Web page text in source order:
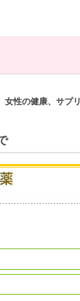
女性の健康、サプ